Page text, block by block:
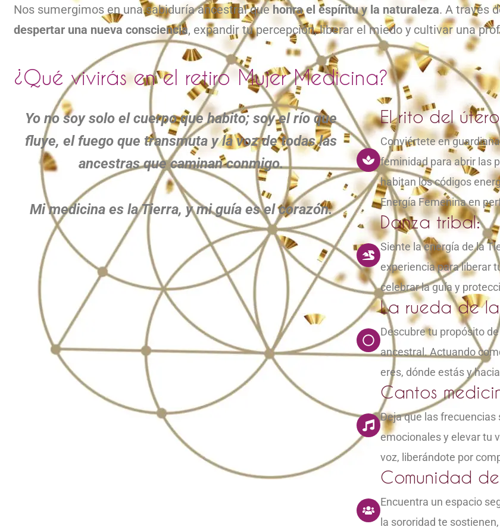
Nos sumergimos en una sabiduría ancestral quehonra el espíritu y la naturaleza. A través
despertar una nueva consciencia, expandir tu percepción, liberar el miedo y cultivar una
¿Qué vivirás en el retiro Mujer Medicina?
Yo no soy solo el cuerpo que habito; soy el río que
fluye, el fuego que transmuta y la voz de todas las
ancestras que caminan conmigo.
Mi medicina es la Tierra, y mi guía es el corazón.
El rito del
Conviértete en
feminidad para abrir las
habitan los códigos
Energía Femenina en
Danza tribal:
Siente la energía de la
experiencia para liberar
celebrar la guía y
La rueda de
Descubre tu propósito
ancestral. Actuando
eres, dónde estás y
Cantos
Deja que las
emocionales y elevar tu
voz, liberándote por
Comunidad de
Encuentra un espacio
la sororidad te